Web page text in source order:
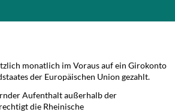
monatlich im Voraus auf ein Girokonto
der Europäischen Union gezahlt.
Aufenthalt außerhalb der
die Rheinische